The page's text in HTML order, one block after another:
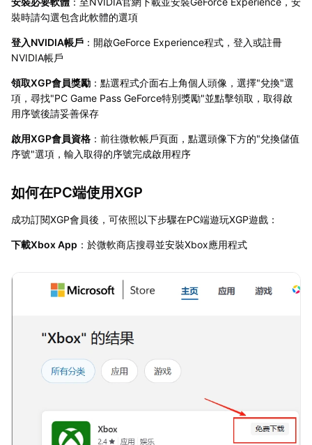
裝時請勾選包含此軟體的選項
登入NVIDIA帳戶 ：開啟GeForce Experience程式，登入或註冊
NVIDIA帳戶
領取XGP會員獎勵 ：點選程式介面右上角個人頭像，選擇"兌換"選
項，尋找"PC Game Pass GeForce特別獎勵"並點擊領取，取得啟
用序號後請妥善保存
啟用XGP會員資格 ：前往微軟帳戶頁面，點選頭像下方的"兌換儲值
序號"選項，輸入取得的序號完成啟用程序
如何在PC端使用XGP
成功訂閱XGP會員後，可依照以下步驟在PC端遊玩XGP遊戲：
下載Xbox App ：於微軟商店搜尋並安裝Xbox應用程式